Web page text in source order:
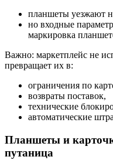
планшеты уезжают
но входные
маркировка
Важно: маркетплейс не
превращает их в:
ограничения по
возвраты поставок,
технические
автоматические
Планшеты и
путаница